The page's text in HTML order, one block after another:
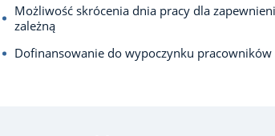
Możliwość skrócenia dnia pracy dla
zależną
Dofinansowanie do wypoczynku pracowników